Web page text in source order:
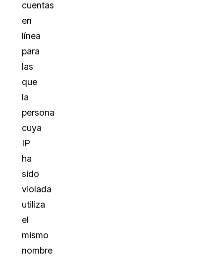
cuentas
en
línea
para
las
que
la
persona
cuya
IP
ha
sido
violada
utiliza
el
mismo
nombre